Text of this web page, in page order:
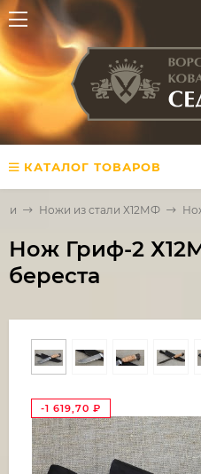
КАТАЛОГ ТОВАРОВ
Ножи из стали Х12МФ
Нож Гриф-2
береста
-1 619,70 ₽